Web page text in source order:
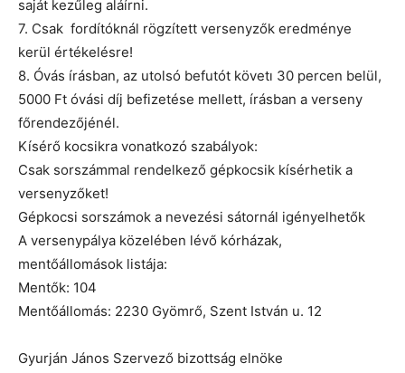
saját kezűleg aláírni.
7. Csak fordítóknál rögzített versenyzők eredménye
kerül értékelésre!
8. Óvás írásban, az utolsó befutót követı 30 percen belül,
5000 Ft óvási díj befizetése mellett, írásban a verseny
főrendezőjénél.
Kísérő kocsikra vonatkozó szabályok:
Csak sorszámmal rendelkező gépkocsik kísérhetik a
versenyzőket!
Gépkocsi sorszámok a nevezési sátornál igényelhetők
A versenypálya közelében lévő kórházak,
mentőállomások listája:
Mentők: 104
Mentőállomás: 2230 Gyömrő, Szent István u. 12
Gyurján János Szervező bizottság elnöke